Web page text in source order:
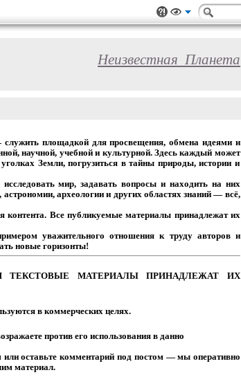
Неизвестная_Планета
площадкойдляпросвещения, обмена идеями и
научной, учебнойи культурной.Здеськаждый может
Земли,погрузиться втайны природы,истории и
исследоватьмир, задавать вопросы и находить на них
астрономии,археологиии другихобластяхзнаний — всё,
контента. Всепубликуемые материалы принадлежатих
уважительного отношения ктрудуавторови
новые горизонты!
ТЕКСТОВЫЕ МАТЕРИАЛЫПРИНАДЛЕЖАТ ИХ
в коммерческих целях.
против его использования в данно
илиоставьте комментарий подпостом— мы оперативно
материал.